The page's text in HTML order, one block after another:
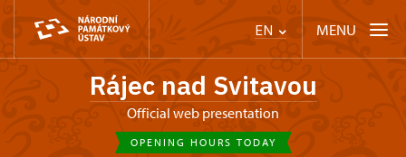
EN MENU
Rájec nad Svitavou
Official web presentation
OPENING HOURS TODAY